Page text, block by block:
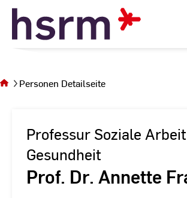
Skip
Content
sich auf
der SeitePersonen Detailseite
Professur Soziale
Gesundheit
Prof. Dr. Annette